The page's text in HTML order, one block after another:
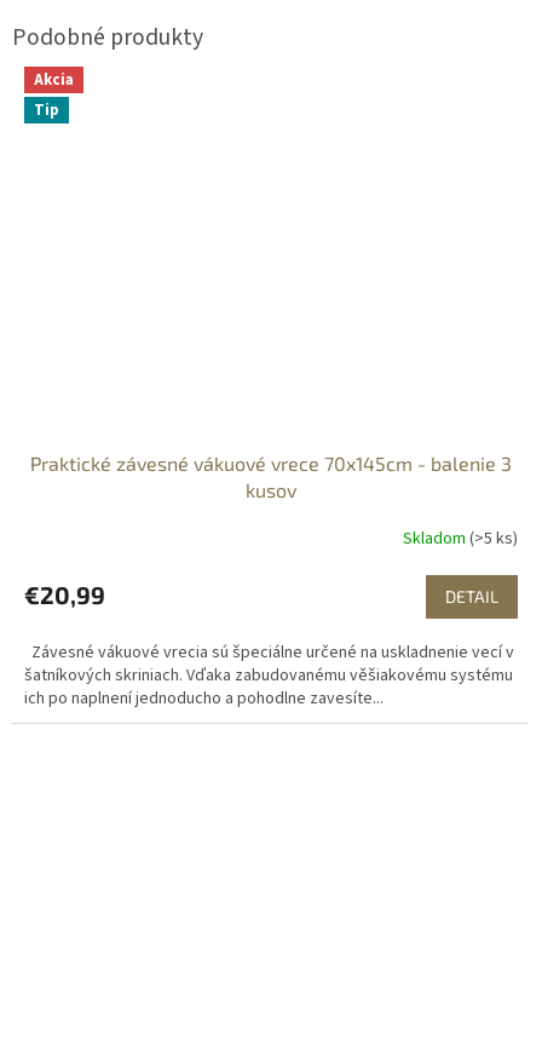
Akcia
Tip
Praktické závesné vákuové vrece 70x145cm - balenie 3
kusov
Skladom (>5 ks)
€20,99 DETAIL
Závesné vákuové vrecia sú špeciálne určené na uskladnenie vecí v
šatníkových skriniach. Vďaka zabudovanému věšiakovému systému
ich po naplnení jednoducho a pohodlne zavesíte...